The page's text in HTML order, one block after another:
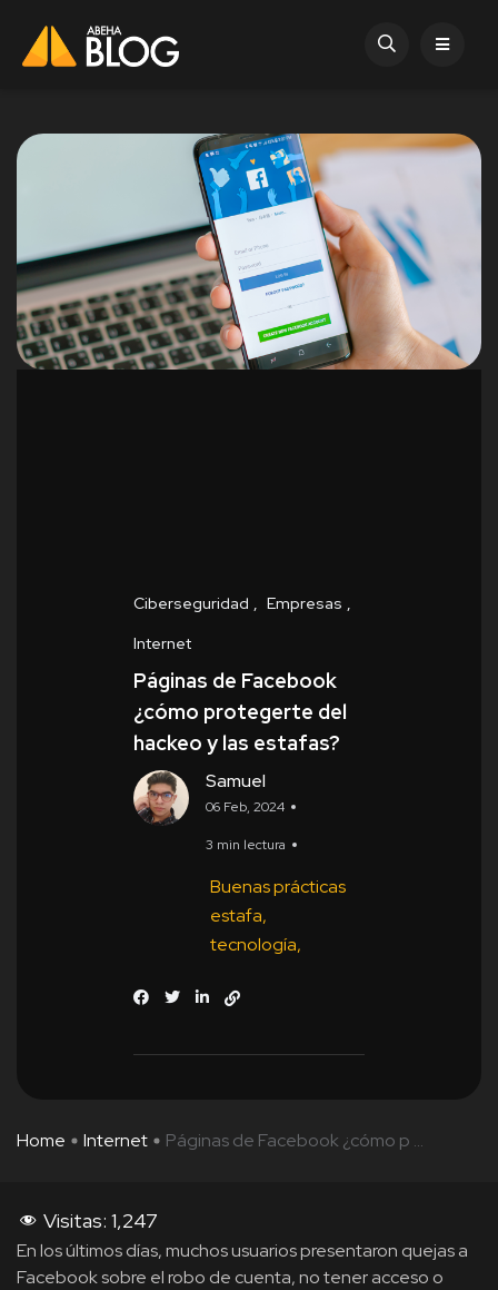
Ciberseguridad
Empresas
Internet
Páginas de Facebook
¿cómo protegerte del
hackeo y las estafas?
Samuel
06 Feb, 2024
3 min lectura
Buenas prácticas
estafa
tecnología
Home Internet Páginas de Facebook ¿cómo p ...
Visitas: 1,247
En los últimos días, muchos usuarios presentaron quejas a
Facebook sobre el robo de cuenta, no tener acceso o